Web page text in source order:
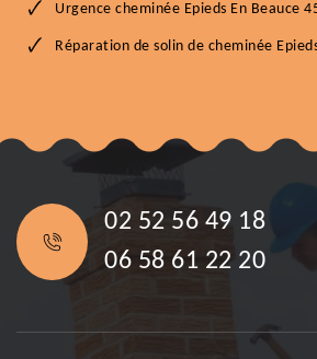
Urgence cheminée Epieds En Beauce
Réparation de solin de cheminée
02 52 56 49 18
06 58 61 22 20